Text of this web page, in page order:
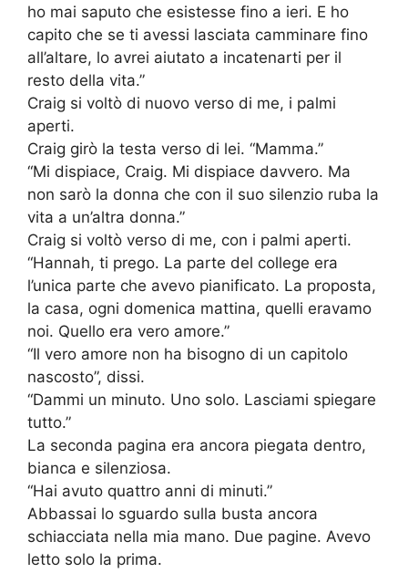
ho mai saputo che esistesse fino a ieri. E ho
capito che se ti avessi lasciata camminare fino
all’altare, lo avrei aiutato a incatenarti per il
resto della vita.”
Craig si voltò di nuovo verso di me, i palmi
aperti.
Craig girò la testa verso di lei. “Mamma.”
“Mi dispiace, Craig. Mi dispiace davvero. Ma
non sarò la donna che con il suo silenzio ruba la
vita a un’altra donna.”
Craig si voltò verso di me, con i palmi aperti.
“Hannah, ti prego. La parte del college era
l’unica parte che avevo pianificato. La proposta,
la casa, ogni domenica mattina, quelli eravamo
noi. Quello era vero amore.”
“Il vero amore non ha bisogno di un capitolo
nascosto”, dissi.
“Dammi un minuto. Uno solo. Lasciami spiegare
tutto.”
La seconda pagina era ancora piegata dentro,
bianca e silenziosa.
“Hai avuto quattro anni di minuti.”
Abbassai lo sguardo sulla busta ancora
schiacciata nella mia mano. Due pagine. Avevo
letto solo la prima.